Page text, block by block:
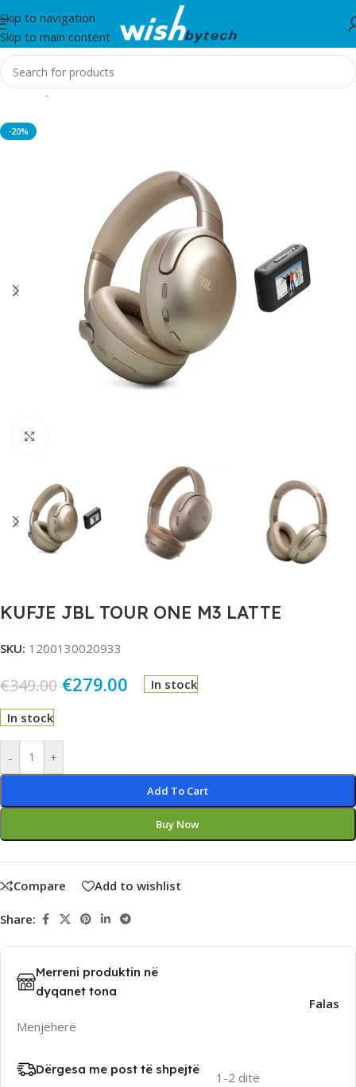
Skip to navigation
Skip to main content
Home/JBL
-20%
KUFJE JBL TOUR ONE M3 LATTE
SKU: 1200130020933
€349.00 €279.00 In stock
In stock
- +
Add To Cart
Buy Now
Alternative:
Compare Add to wishlist
Share:
Merreni produktin në
dyqanet tona
Menjëherë
Falas
Dërgesa me post të shpejtë
1-2 ditë